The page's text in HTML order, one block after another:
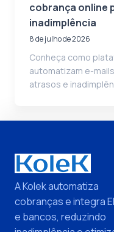
cobrança online
inadimplência
8 de julho de 2026
Conheça como
automatizam e-
atrasos e
A Kolek automatiza
cobranças e integra
e bancos, reduzindo